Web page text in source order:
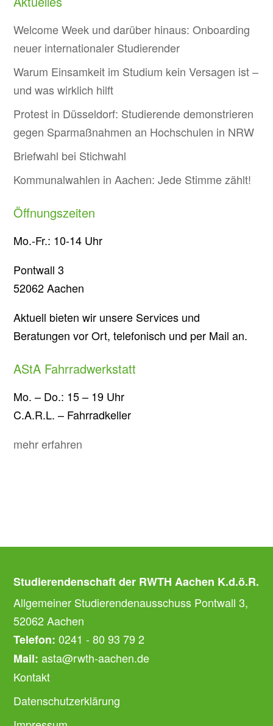
Welcome Week und darüber hinaus: Onboarding
neuer internationaler Studierender
Warum Einsamkeit im Studium kein Versagen ist –
und was wirklich hilft
Protest in Düsseldorf: Studierende demonstrieren
gegen Sparmaßnahmen an Hochschulen in NRW
Briefwahl bei Stichwahl
Kommunalwahlen in Aachen: Jede Stimme zählt!
Öffnungszeiten
Mo.-Fr.: 10-14 Uhr
Pontwall 3
52062 Aachen
Aktuell bieten wir unsere Services und
Beratungen vor Ort, telefonisch und per Mail an.
AStA Fahrradwerkstatt
Mo. – Do.: 15 – 19 Uhr
C.A.R.L. – Fahrradkeller
mehr erfahren
Studierendenschaft der RWTH Aachen K.d.ö.R.
Allgemeiner Studierendenausschuss Pontwall 3,
52062 Aachen
Telefon: 0241 - 80 93 79 2
Mail: asta@rwth-aachen.de
Kontakt
Datenschutzerklärung